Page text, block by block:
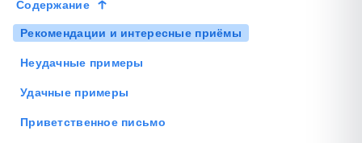
Содержание
Рекомендации и интересные приёмы
Неудачные примеры
Удачные примеры
Приветственное письмо